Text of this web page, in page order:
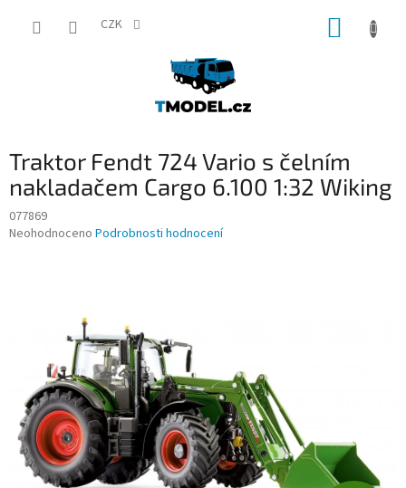
CZK
Traktor Fendt 724 Vario s čelním
nakladačem Cargo 6.100 1:32 Wiking
077869
Průměrné
Neohodnoceno Podrobnosti hodnocení